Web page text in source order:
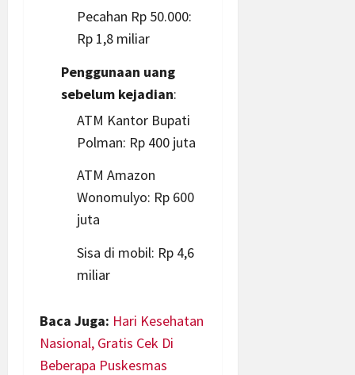
Pecahan Rp 50.000:
Rp 1,8 miliar
Penggunaan uang
sebelum kejadian:
ATM Kantor Bupati
Polman: Rp 400 juta
ATM Amazon
Wonomulyo: Rp 600
juta
Sisa di mobil: Rp 4,6
miliar
Baca Juga: Hari Kesehatan
Nasional, Gratis Cek Di
Beberapa Puskesmas